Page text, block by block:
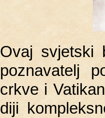
Ovaj svjet­ski
po­zna­va­telj
crkve i
di­ji